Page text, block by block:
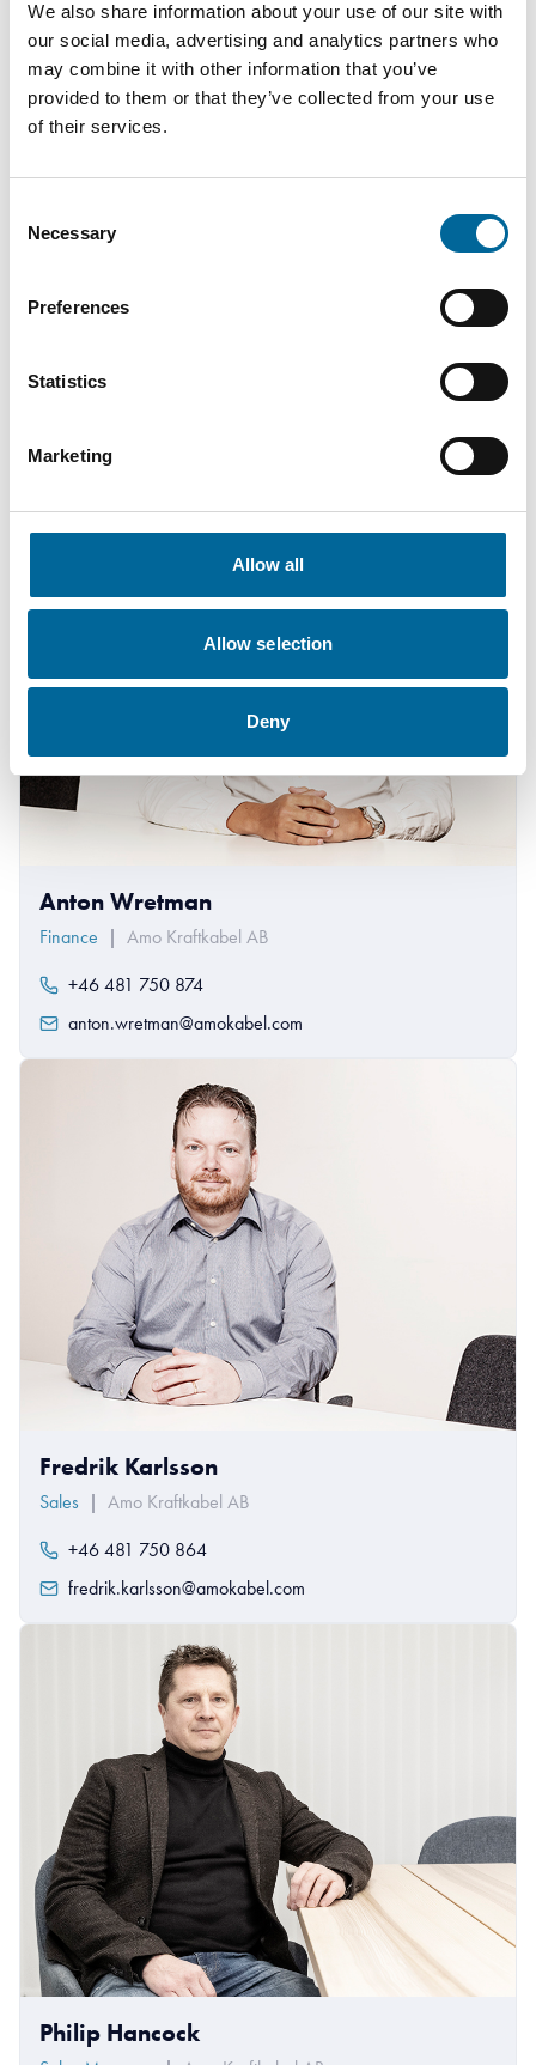
We also share information about your use of our site with
our social media, advertising and analytics partners who
may combine it with other information that you’ve
provided to them or that they’ve collected from your use
of their services.
Selection
Necessary
Preferences
Statistics
Marketing
Allow all
Allow selection
Deny
Descargas
Contacta con nuestros
Anton Wretman
Finance | Amo Kraftkabel AB
+46 481 750 874
anton.wretman@amokabel.com
Fredrik Karlsson
Sales Amo Kraftkabel AB
+46 481 750 864
fredrik.karlsson@amokabel.com
Philip Hancock